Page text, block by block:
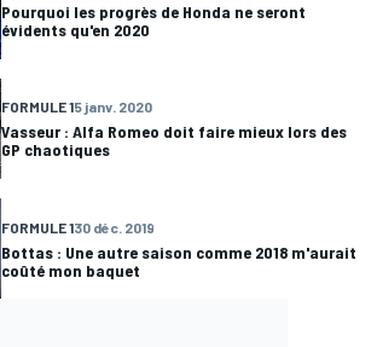
Pourquoi les progrès de Honda ne seront
évidents qu'en 2020
FORMULE 15 janv. 2020
Vasseur : Alfa Romeo doit faire mieux lors des
GP chaotiques
FORMULE 130 déc. 2019
Bottas : Une autre saison comme 2018 m'aurait
coûté mon baquet